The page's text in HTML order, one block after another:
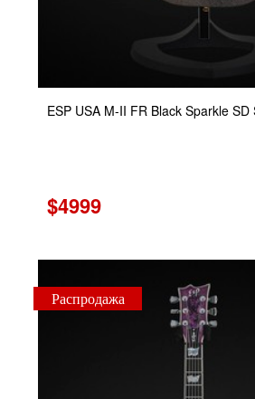
ESP USA M-II FR Black Sparkle
$4999
Распродажа